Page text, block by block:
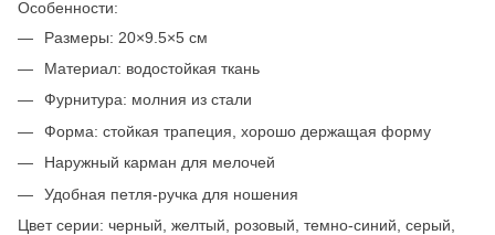
Особенности:
Размеры: 20×9.5×5 см
Материал: водостойкая ткань
Фурнитура: молния из стали
Форма: стойкая трапеция, хорошо держащая форму
Наружный карман для мелочей
Удобная петля-ручка для ношения
Цвет серии: черный, желтый, розовый, темно-синий, серый,